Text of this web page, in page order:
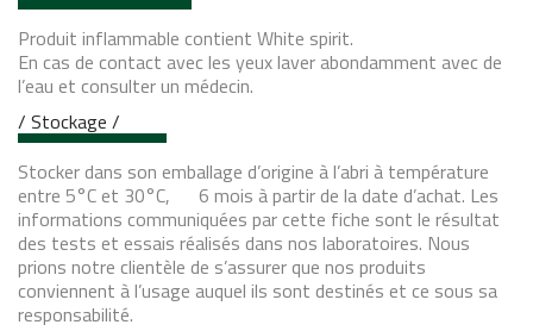
Produit inflammable contient White spirit.
En cas de contact avec les yeux laver abondamment avec de
l’eau et consulter un médecin.
/ Stockage /
Stocker dans son emballage d’origine à l’abri à température
entre 5°C et 30°C, 6 mois à partir de la date d’achat. Les
informations communiquées par cette fiche sont le résultat
des tests et essais réalisés dans nos laboratoires. Nous
prions notre clientèle de s’assurer que nos produits
conviennent à l’usage auquel ils sont destinés et ce sous sa
responsabilité.